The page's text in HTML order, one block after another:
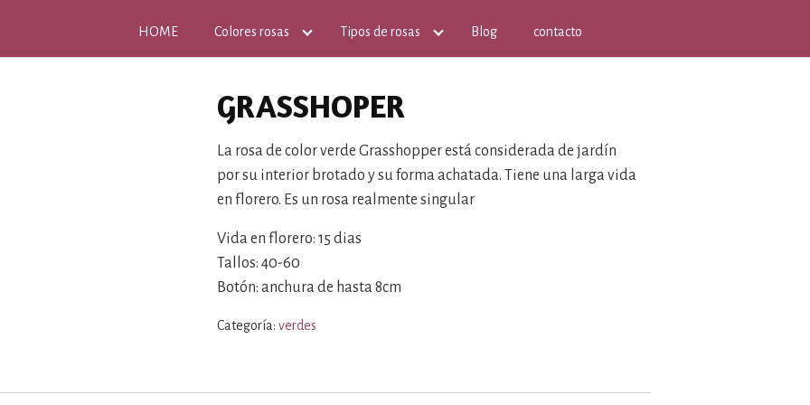
HOME Colores rosas Tipos de rosas Blog contacto
GRASSHOPER
La rosa de color verde Grasshopper está considerada de jardín
por su interior brotado y su forma achatada. Tiene una larga vida
en florero. Es un rosa realmente singular
Vida en florero: 15 dias
Tallos: 40-60
Botón: anchura de hasta 8cm
Categoría: verdes